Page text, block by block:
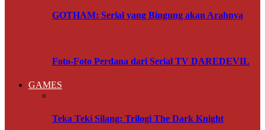
GOTHAM: Serial yang Bingung akan Arahnya
Foto-Foto Perdana dari Serial TV DAREDEVIL
GAMES
Teka Teki Silang: Trilogi The Dark Knight